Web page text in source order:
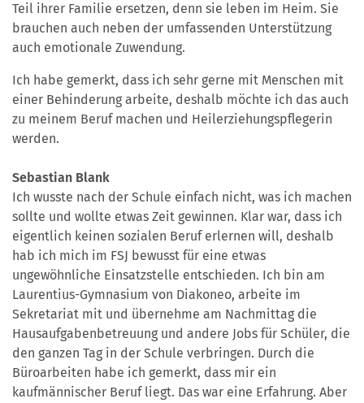
Teil ihrer Familie ersetzen, denn sie leben im Heim. Sie
brauchen auch neben der umfassenden Unterstützung
auch emotionale Zuwendung.
Ich habe gemerkt, dass ich sehr gerne mit Menschen mit
einer Behinderung arbeite, deshalb möchte ich das auch
zu meinem Beruf machen und Heilerziehungspflegerin
werden.
Sebastian Blank
Ich wusste nach der Schule einfach nicht, was ich machen
sollte und wollte etwas Zeit gewinnen. Klar war, dass ich
eigentlich keinen sozialen Beruf erlernen will, deshalb
hab ich mich im FSJ bewusst für eine etwas
ungewöhnliche Einsatzstelle entschieden. Ich bin am
Laurentius-Gymnasium von Diakoneo, arbeite im
Sekretariat mit und übernehme am Nachmittag die
Hausaufgabenbetreuung und andere Jobs für Schüler, die
den ganzen Tag in der Schule verbringen. Durch die
Büroarbeiten habe ich gemerkt, dass mir ein
kaufmännischer Beruf liegt. Das war eine Erfahrung. Aber